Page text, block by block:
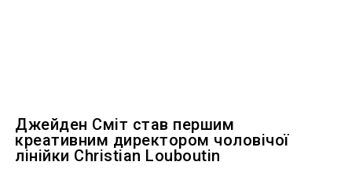
Джейден Сміт став першим
креативним директором чоловічої
лінійки Christian Louboutin